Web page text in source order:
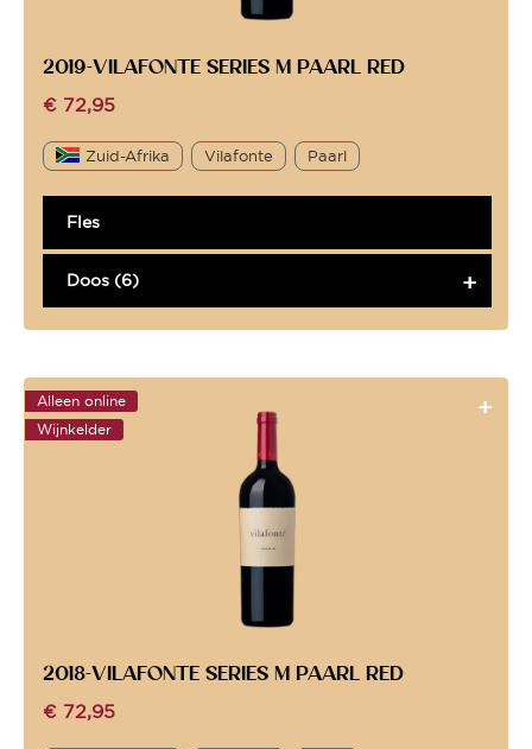
2019-VILAFONTE SERIES M PAARL RED
€ 72,95
Zuid-Afrika Vilafonte Paarl
Fles
Doos (6)
Alleen online
Wijnkelder
2018-VILAFONTE SERIES M PAARL RED
€ 72,95